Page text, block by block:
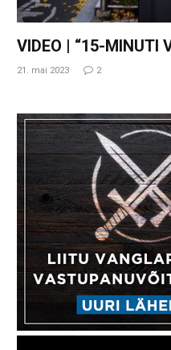
VIDEO | “15-MINUTI
21. mai 2023 2